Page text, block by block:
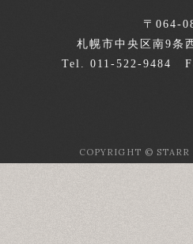
〒064-
札幌市中央区南9
Tel. 011-522-9484
COPYRIGHT ©